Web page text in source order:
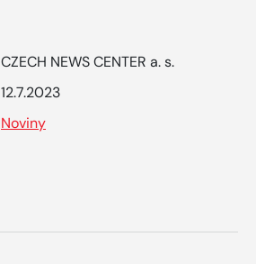
CZECH NEWS CENTER a. s.
12.7.2023
Noviny